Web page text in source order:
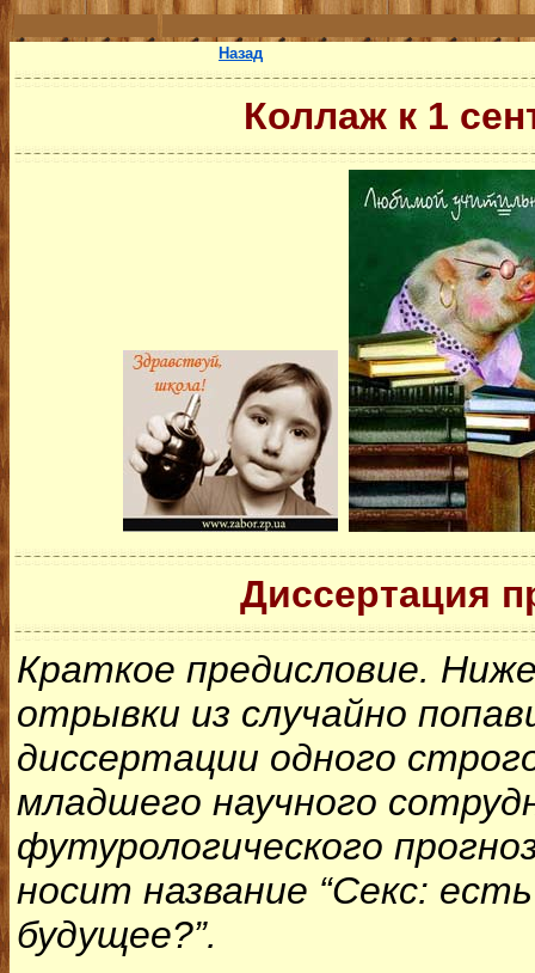
Назад
Коллаж к 1
Диссертация
Краткое предисловие.
отрывки из случайно
диссертации одного
младшего научного
футурологического
носит название “Секс:
будущее?”.